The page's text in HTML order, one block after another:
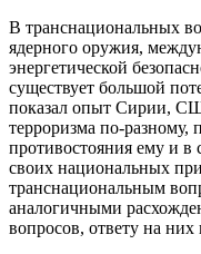
В транснациональных
ядерного оружия,
энергетической
существует большой
показал опыт Сирии,
терроризма по-разному,
противостояния ему и в
своих национальных
транснациональным
аналогичными
вопросов, ответу на них